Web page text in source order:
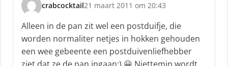
crabcocktail
s
c
h
r
e
e
21 maart 2011 om 20:43
Alleen in de pan zit wel een postduifje, die
worden normaliter netjes in hokken gehouden
een wee gebeente een postduivenliefhebber